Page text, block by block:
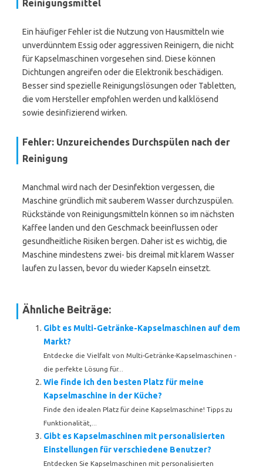
Reinigungsmittel
Ein häufiger Fehler ist die Nutzung von Hausmitteln wie
unverdünntem Essig oder aggressiven Reinigern, die nicht
für Kapselmaschinen vorgesehen sind. Diese können
Dichtungen angreifen oder die Elektronik beschädigen.
Besser sind spezielle Reinigungslösungen oder Tabletten,
die vom Hersteller empfohlen werden und kalklösend
sowie desinfizierend wirken.
Fehler: Unzureichendes Durchspülen nach der
Reinigung
Manchmal wird nach der Desinfektion vergessen, die
Maschine gründlich mit sauberem Wasser durchzuspülen.
Rückstände von Reinigungsmitteln können so im nächsten
Kaffee landen und den Geschmack beeinflussen oder
gesundheitliche Risiken bergen. Daher ist es wichtig, die
Maschine mindestens zwei- bis dreimal mit klarem Wasser
laufen zu lassen, bevor du wieder Kapseln einsetzt.
Ähnliche Beiträge:
Gibt es Multi-Getränke-Kapselmaschinen auf dem
Markt?
Entdecke die Vielfalt von Multi-Getränke-Kapselmaschinen -
die perfekte Lösung für...
Wie finde ich den besten Platz für meine
Kapselmaschine in der Küche?
Finde den idealen Platz für deine Kapselmaschine! Tipps zu
Funktionalität,...
Gibt es Kapselmaschinen mit personalisierten
Einstellungen für verschiedene Benutzer?
Entdecken Sie Kapselmaschinen mit personalisierten